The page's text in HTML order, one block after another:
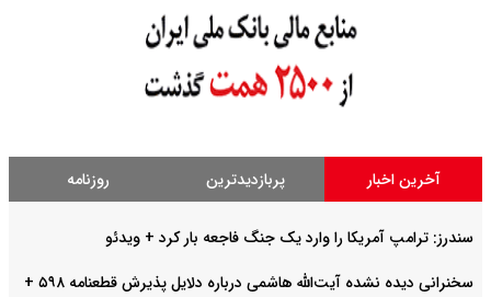
آخرین اخبار پربازدیدترین روزنامه
سندرز: ترامپ آمریکا را وارد یک جنگ فاجعه بار کرد + ویدئو
سخنرانی دیده نشده آیت‌الله هاشمی درباره دلایل پذیرش قطعنامه ۵۹۸ +